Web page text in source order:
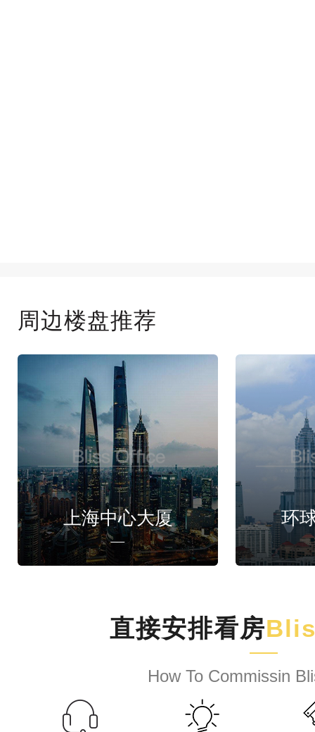
周边楼盘推荐
上海中心大厦 环
直接安排看房
How To Commissin